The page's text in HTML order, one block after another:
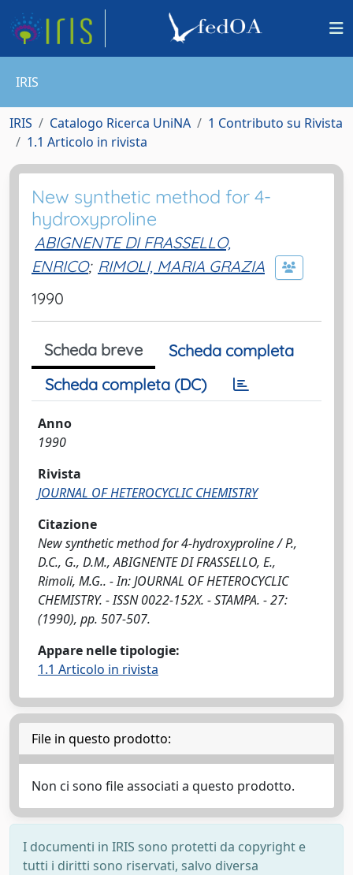
IRIS
IRIS Catalogo Ricerca UniNA
1 Contributo su Rivista
1.1 Articolo in rivista
New synthetic method for 4-
hydroxyproline
ABIGNENTE DI FRASSELLO,
ENRICO; RIMOLI, MARIA GRAZIA
1990
Scheda breve
Scheda completa
Scheda completa (DC)
Anno
1990
Rivista
JOURNAL OF HETEROCYCLIC CHEMISTRY
Citazione
New synthetic method for 4-hydroxyproline / P.,
D.C., G., D.M., ABIGNENTE DI FRASSELLO, E.,
Rimoli, M.G.. - In: JOURNAL OF HETEROCYCLIC
CHEMISTRY. - ISSN 0022-152X. - STAMPA. - 27:
(1990), pp. 507-507.
Appare nelle tipologie:
1.1 Articolo in rivista
File in questo prodotto:
Non ci sono file associati a questo prodotto.
I documenti in IRIS sono protetti da copyright e
tutti i diritti sono riservati, salvo diversa